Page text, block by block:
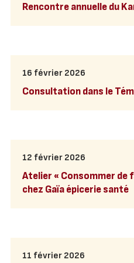
Rencontre annuelle du
16 février 2026
Consultation dans le
12 février 2026
Atelier « Consommer de
chez Gaïa épicerie santé
11 février 2026